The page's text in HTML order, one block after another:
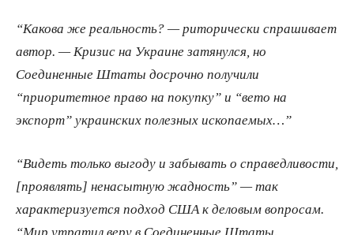
“Какова же реальность? — риторически спрашивает
автор. — Кризис на Украине затянулся, но
Соединенные Штаты досрочно получили
“приоритетное право на покупку” и “вето на
экспорт” украинских полезных ископаемых…”
“Видеть только выгоду и забывать о справедливости,
[проявлять] ненасытную жадность” — так
характеризуется подход США к деловым вопросам.
“Мир утратил веру в Соединенные Штаты.